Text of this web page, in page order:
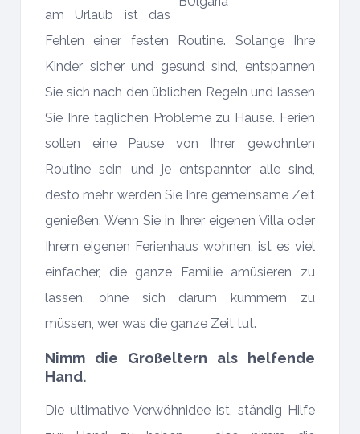
am Urlaub ist das
Fehlen einer festen Routine. Solange Ihre
Kinder sicher und gesund sind, entspannen
Sie sich nach den üblichen Regeln und lassen
Sie Ihre täglichen Probleme zu Hause. Ferien
sollen eine Pause von Ihrer gewohnten
Routine sein und je entspannter alle sind,
desto mehr werden Sie Ihre gemeinsame Zeit
genießen. Wenn Sie in Ihrer eigenen Villa oder
Ihrem eigenen Ferienhaus wohnen, ist es viel
einfacher, die ganze Familie amüsieren zu
lassen, ohne sich darum kümmern zu
müssen, wer was die ganze Zeit tut.
Nimm die Großeltern als helfende
Hand.
Die ultimative Verwöhnidee ist, ständig Hilfe